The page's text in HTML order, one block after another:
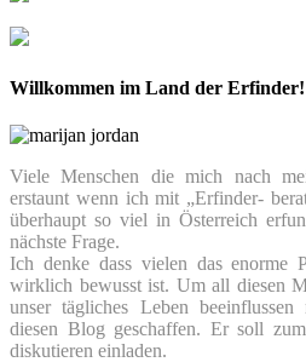
Willkommen im Land der Erfinder!
Viele Menschen die mich nach
erstaunt wenn ich mit „Erfinder-
überhaupt so viel in Österreich
nächste Frage.
Ich denke dass vielen das enorme
wirklich bewusst ist. Um all diesen
unser tägliches Leben
diesen Blog geschaffen. Er soll
diskutieren einladen.